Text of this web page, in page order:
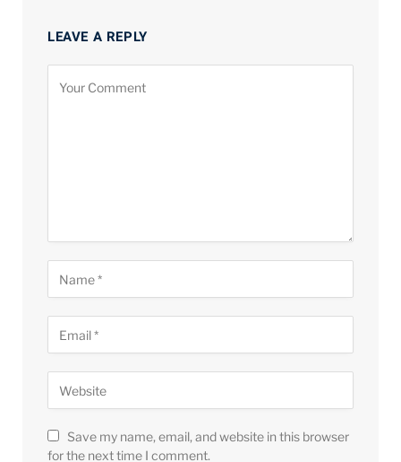
LEAVE A REPLY
Save my name, email, and website in this browser
for the next time I comment.